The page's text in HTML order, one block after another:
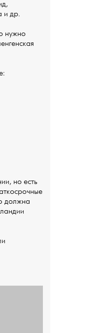
и др.
нужно
но есть
должна